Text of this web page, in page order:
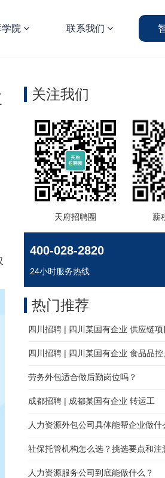
院 联系我们
关注我们
400-028-2820
24小时服务热线
四川招聘 | 四川某国有企业 供应链项
四川招聘 | 四川某国有企业 食品品控
劳务外包适合做后勤岗位吗？
成都招聘 | 成都某国有企业 转运工
人力资源外包公司具体能帮企业做什
社保托管机构怎么选？挑选要点和注
人力资源服务公司到底能做什么？
热门推荐
天府招聘圈 薪